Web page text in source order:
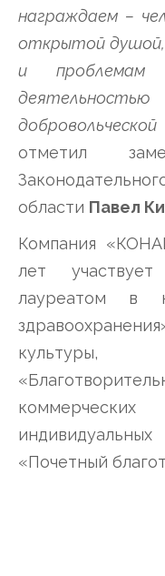
награждаем –
открытой
и проблемам
отметил
области Павел
Компания
лет
лауреатом в
культуры,
«Почетный